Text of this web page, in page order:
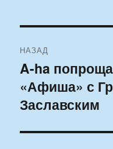
по
записям
НАЗАД
Предыдущая
запись:
A-ha
«Афиша» с
Заславским